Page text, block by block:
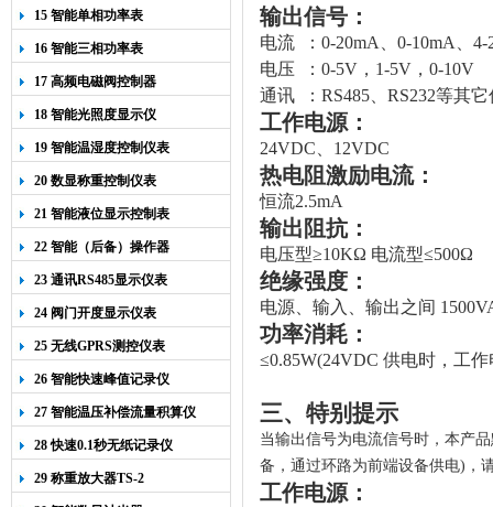
15 智能单相功率表
16 智能三相功率表
17 高频电磁阀控制器
18 智能光照度显示仪
19 智能温湿度控制仪表
20 数显称重控制仪表
21 智能液位显示控制表
22 智能（后备）操作器
23 通讯RS485显示仪表
24 阀门开度显示仪表
25 无线GPRS测控仪表
26 智能快速峰值记录仪
27 智能温压补偿流量积算仪
28 快速0.1秒无纸记录仪
29 称重放大器TS-2
输出信号：
电流 ： 0-20mA 0-10mA
4-
电压 ：0-5V，1-5V，0-10V
通讯 ：RS485、RS232等其它
工作电源：
24VDC、12VDC
热电阻激励电流：
恒流2.5mA
输出阻抗：
电压型≥10KΩ 电流型≤500Ω
绝缘强度：
电源、输入、输出之间
功率消耗：
≤0.85W(24VDC 供电时，工
三、特别提示
当输出信号为电流信号时，本产
备，通过环路为前端设备供电)，
工作电源：